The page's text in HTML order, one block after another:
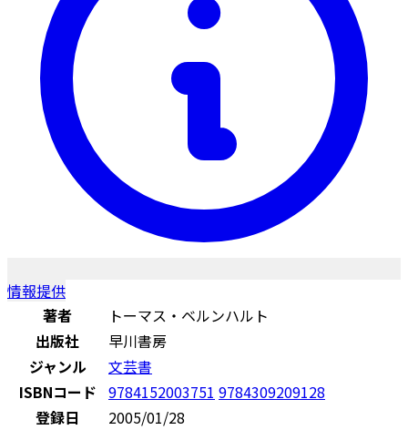
情報提供
著者
トーマス・ベルンハルト
出版社
早川書房
ジャンル
文芸書
ISBNコード 9784152003751 9784309209128
登録日
2005/01/28